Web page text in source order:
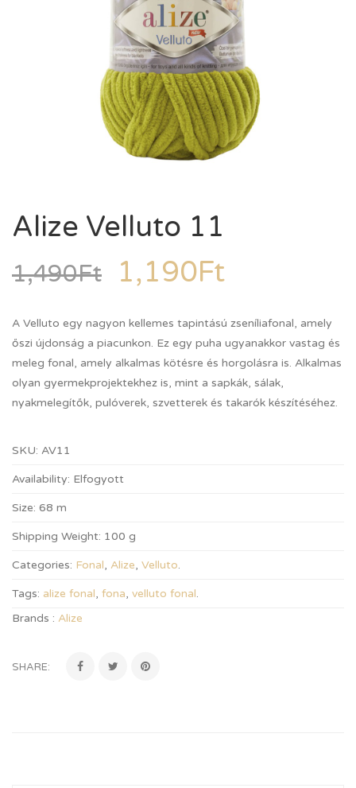
Alize Velluto 11
1,490Ft 1,190Ft
A Velluto egy nagyon kellemes tapintású zseníliafonal, amely
őszi újdonság a piacunkon. Ez egy puha ugyanakkor vastag és
meleg fonal, amely alkalmas kötésre és horgolásra is. Alkalmas
olyan gyermekprojektekhez is, mint a sapkák, sálak,
nyakmelegítők, pulóverek, szvetterek és takarók készítéséhez.
SKU: AV11
Availability: Elfogyott
Size: 68 m
Shipping Weight: 100 g
Categories: Fonal, Alize, Velluto.
Tags: alize fonal, fona, velluto fonal.
Brands : Alize
SHARE: